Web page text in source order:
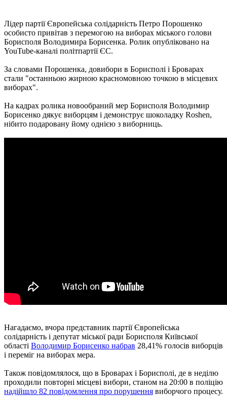
Лідер партії Європейська солідарність Петро Порошенко
особисто привітав з перемогою на виборах міського голови
Борисполя Володимира Борисенка. Ролик опубліковано на
YouTube-каналі політпартії ЄС.
За словами Порошенка, довибори в Борисполі і Броварах
стали "останньою жирною красномовною точкою в місцевих
виборах".
На кадрах ролика новообраний мер Борисполя Володимир
Борисенко дякує виборцям і демонструє шоколадку Roshen,
нібито подаровану йому однією з виборниць.
Нагадаємо, вчора представник партії Європейська
солідарність і депутат міської ради Борисполя Київської
області Володимир Борисенко набрав 28,41% голосів виборців
і переміг на виборах мера.
Також повідомлялося, що в Броварах і Борисполі, де в неділю
проходили повторні місцеві вибори, станом на 20:00 в поліцію
надійшло 82 повідомлення про порушення виборчого процесу.